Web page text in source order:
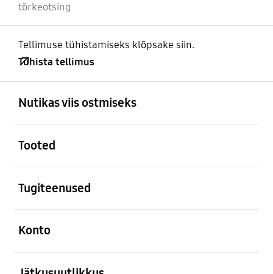
tõrkeotsing
Tellimuse tühistamiseks klõpsake siin.
Tühista tellimus
Nutikas viis ostmiseks
Tooted
Tugiteenused
Konto